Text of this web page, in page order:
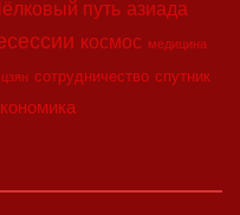
путь азиада
космос медицина
сотрудничество спутник